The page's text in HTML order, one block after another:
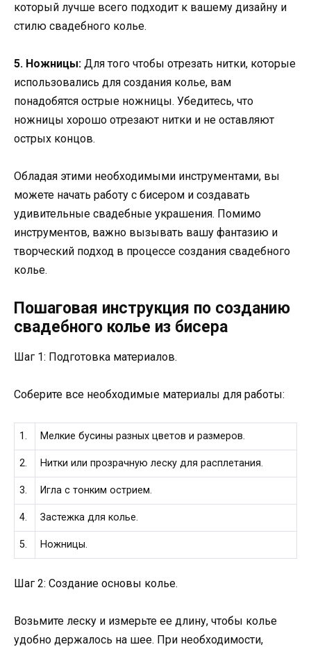
который лучше всего подходит к вашему дизайну и
стилю свадебного колье.
5. Ножницы: Для того чтобы отрезать нитки, которые
использовались для создания колье, вам
понадобятся острые ножницы. Убедитесь, что
ножницы хорошо отрезают нитки и не оставляют
острых концов.
Обладая этими необходимыми инструментами, вы
можете начать работу с бисером и создавать
удивительные свадебные украшения. Помимо
инструментов, важно вызывать вашу фантазию и
творческий подход в процессе создания свадебного
колье.
Пошаговая инструкция по созданию
свадебного колье из бисера
Шаг 1: Подготовка материалов.
Соберите все необходимые материалы для работы:
1. Мелкие бусины разных цветов и размеров.
2. Нитки или прозрачную леску для расплетания.
3. Игла с тонким острием.
4. Застежка для колье.
5. Ножницы.
Шаг 2: Создание основы колье.
Возьмите леску и измерьте ее длину, чтобы колье
удобно держалось на шее. При необходимости,